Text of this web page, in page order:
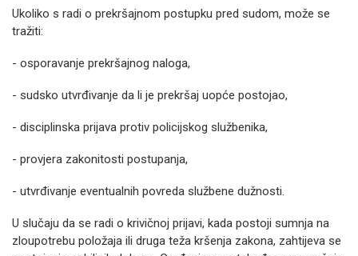
Ukoliko s radi o prekršajnom postupku pred sudom, može se
tražiti:
- osporavanje prekršajnog naloga,
- sudsko utvrđivanje da li je prekršaj uopće postojao,
- disciplinska prijava protiv policijskog službenika,
- provjera zakonitosti postupanja,
- utvrđivanje eventualnih povreda službene dužnosti.
U slučaju da se radi o krivičnoj prijavi, kada postoji sumnja na
zloupotrebu položaja ili druga teža kršenja zakona, zahtijeva se